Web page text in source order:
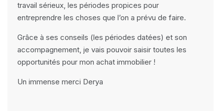
travail sérieux, les périodes propices pour
entreprendre les choses que l’on a prévu de faire.
Grâce à ses conseils (les périodes datées) et son
accompagnement, je vais pouvoir saisir toutes les
opportunités pour mon achat immobilier !
Un immense merci Derya